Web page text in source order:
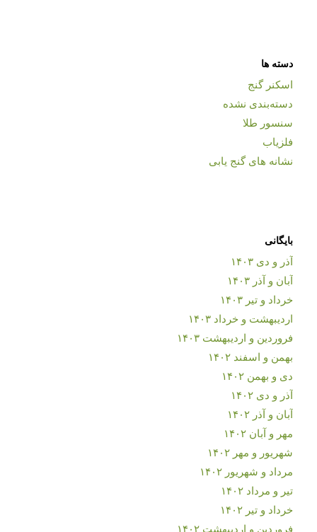
دسته ها
اسکنر گنج
دسته‌بندی نشده
سنسور طلا
فلزیاب
نشانه های گنج یابی
بایگانی
آذر و دی ۱۴۰۳
آبان و آذر ۱۴۰۳
خرداد و تیر ۱۴۰۳
اردیبهشت و خرداد ۱۴۰۳
فروردین و اردیبهشت ۱۴۰۳
بهمن و اسفند ۱۴۰۲
دی و بهمن ۱۴۰۲
آذر و دی ۱۴۰۲
آبان و آذر ۱۴۰۲
مهر و آبان ۱۴۰۲
شهریور و مهر ۱۴۰۲
مرداد و شهریور ۱۴۰۲
تیر و مرداد ۱۴۰۲
خرداد و تیر ۱۴۰۲
فروردین و اردیبهشت ۱۴۰۲